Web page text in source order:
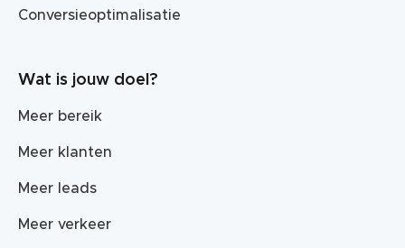
Conversieoptimalisatie
Wat is jouw doel?
Meer bereik
Meer klanten
Meer leads
Meer verkeer